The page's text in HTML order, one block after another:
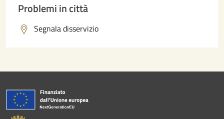
Problemi in città
Segnala disservizio